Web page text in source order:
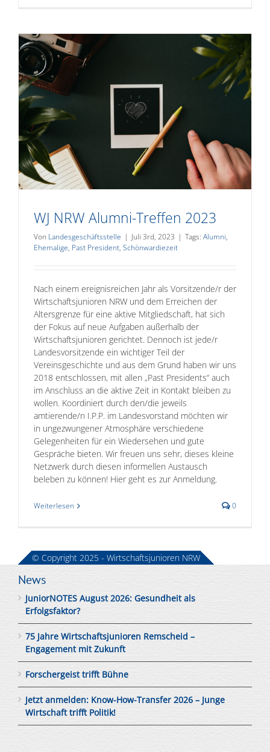
WJ NRW Alumni-Treffen 2023
Von Landesgeschäftsstelle | Juli 3rd, 2023 | Tags: Alumni,
Ehemalige, Past President, Schönwardiezeit
Nach einem ereignisreichen Jahr als Vorsitzende/r der
Wirtschaftsjunioren NRW und dem Erreichen der
Altersgrenze für eine aktive Mitgliedschaft, hat sich
der Fokus auf neue Aufgaben außerhalb der
Wirtschaftsjunioren gerichtet. Dennoch ist jede/r
Landesvorsitzende ein wichtiger Teil der
Vereinsgeschichte und aus dem Grund haben wir uns
2018 entschlossen, mit allen „Past Presidents“ auch
im Anschluss an die aktive Zeit in Kontakt bleiben zu
wollen. Koordiniert durch den/die jeweils
amtierende/n I.P.P. im Landesvorstand möchten wir
in ungezwungener Atmosphäre verschiedene
Gelegenheiten für ein Wiedersehen und gute
Gespräche bieten. Wir freuen uns sehr, dieses kleine
Netzwerk durch diesen informellen Austausch
beleben zu können! Hier geht es zur Anmeldung.
Weiterlesen 0
News
JuniorNOTES August 2026: Gesundheit als
Erfolgsfaktor?
75 Jahre Wirtschaftsjunioren Remscheid –
Engagement mit Zukunft
Forschergeist trifft Bühne
Jetzt anmelden: Know-How-Transfer 2026 – Junge
Wirtschaft trifft Politik!
© Copyright 2025 - Wirtschaftsjunioren NRW